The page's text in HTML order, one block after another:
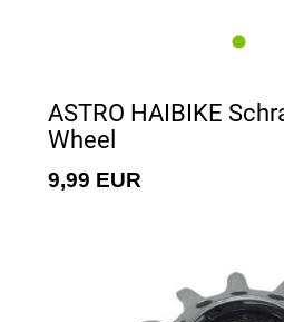
ASTRO HAIBIKE
Wheel
9,99 EUR